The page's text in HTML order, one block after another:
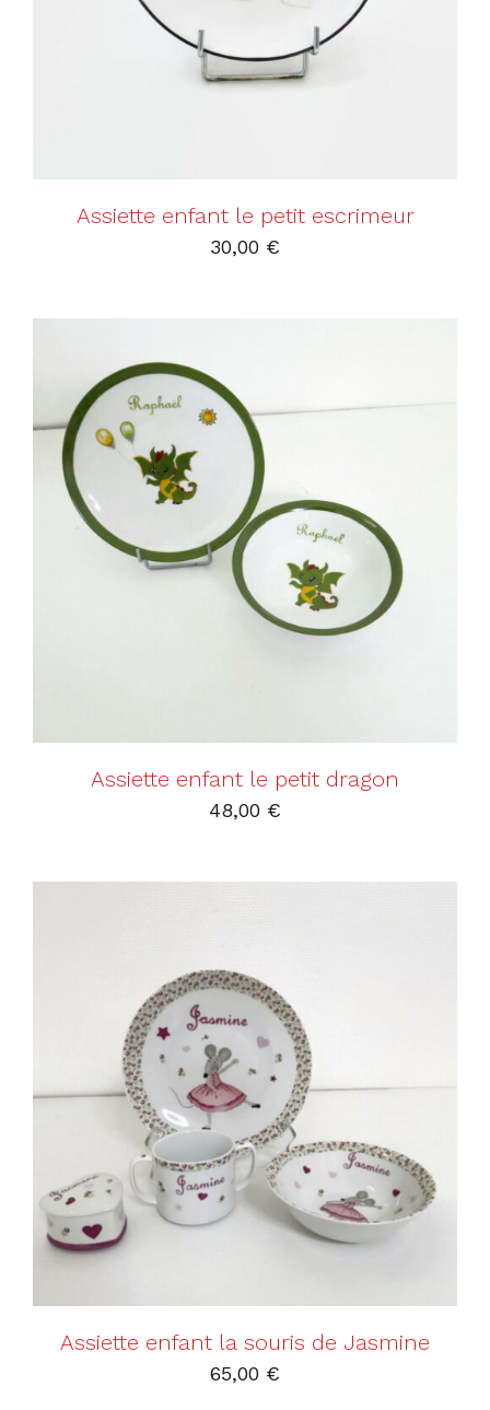
Assiette enfant le petit escrimeur
30,00 €
AJOUTER AU PANIER DÉTAILS
Assiette enfant le petit dragon
48,00 €
AJOUTER AU PANIER /
Assiette enfant la souris de Jasmine
65,00 €